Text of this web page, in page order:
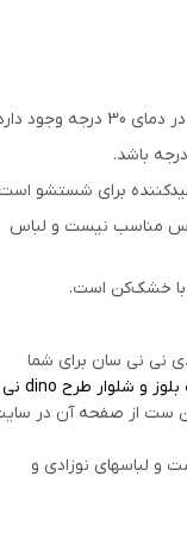
وجود دارد.
برای شستشو
مناسب نیست و لباس
خشک‌کن است.
نی نی سان برای شما
ست بلوز و شلوار طرح dino نی
ست از صفحه آن در
و لباسهای نوزادی و